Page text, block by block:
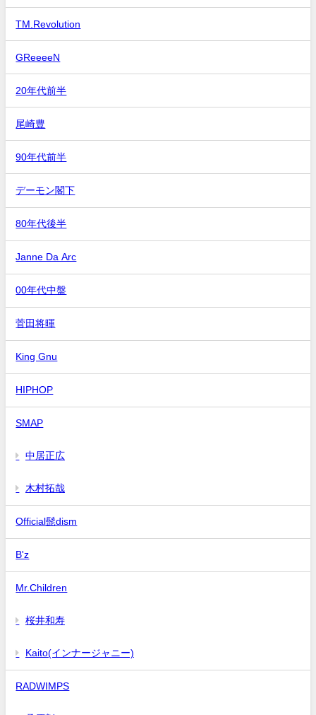
TM.Revolution
GReeeeN
20年代前半
尾崎豊
90年代前半
デーモン閣下
80年代後半
Janne Da Arc
00年代中盤
菅田将暉
King Gnu
HIPHOP
SMAP
中居正広
木村拓哉
Official髭dism
B'z
Mr.Children
桜井和寿
Kaito(インナージャニー)
RADWIMPS